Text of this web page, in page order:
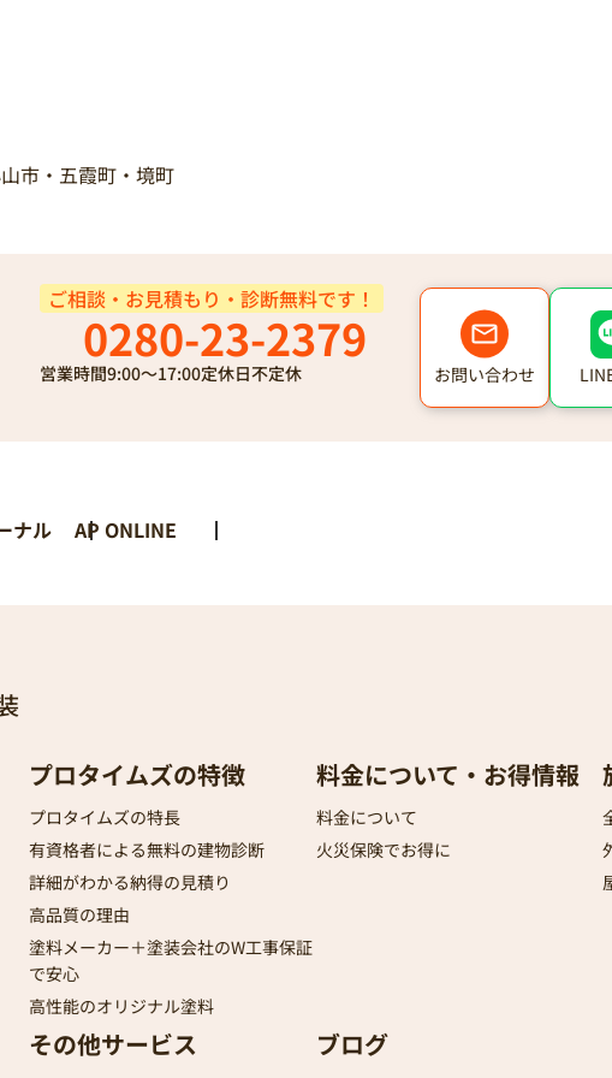
市・五霞町・境町
ご相談・お見積もり・診断無料です！
0280-23-2379
営業時間9:00～17:00定休日不定休 お問い合わせ
ナル AP ONLINE
プロタイムズの特徴
プロタイムズの特長
有資格者による無料の建物診断
詳細がわかる納得の見積り
高品質の理由
塗料メーカー＋塗装会社のW工事保証
で安心
高性能のオリジナル塗料
料金について・お得情報
料金について
火災保険でお得に
その他サービス ブログ